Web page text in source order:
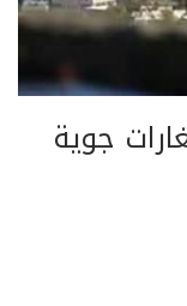
جوية